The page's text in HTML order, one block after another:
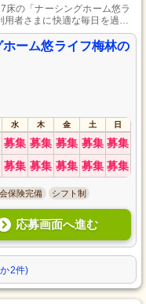
床の「ナーシングホーム悠ラ
者さまに快適な毎日を過ご
す。
ーム悠ライフ梅林の
水 木 金 土 日
募集 募集 募集 募集 募集
募集 募集 募集 募集 募集
保険完備 シフト制
応募画面へ進む
2件)